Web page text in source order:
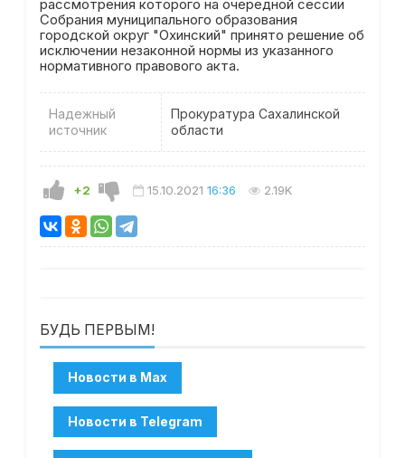
рассмотрения которого на очередной сессии
Собрания муниципального образования
городской округ "Охинский" принято решение об
исключении незаконной нормы из указанного
нормативного правового акта.
Надежный
источник
Прокуратура Сахалинской
области
+2 15.10.2021 16:36 2.19K
БУДЬ ПЕРВЫМ!